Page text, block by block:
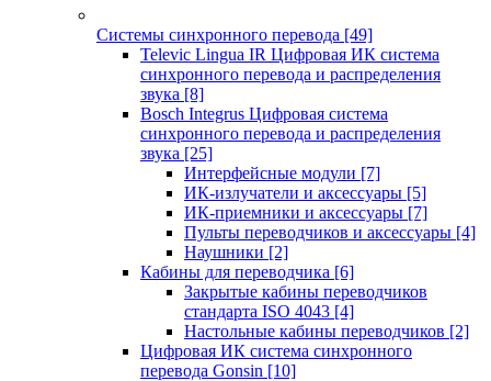
Системы синхронного перевода [49]
Televic Lingua IR Цифровая ИК система
синхронного перевода и распределения
звука [8]
Bosch Integrus Цифровая система
синхронного перевода и распределения
звука [25]
Интерфейсные модули [7]
ИК-излучатели и аксессуары [5]
ИК-приемники и аксессуары [7]
Пульты переводчиков и аксессуары [4]
Наушники [2]
Кабины для переводчика [6]
Закрытые кабины переводчиков
стандарта ISO 4043 [4]
Настольные кабины переводчиков [2]
Цифровая ИК система синхронного
перевода Gonsin [10]